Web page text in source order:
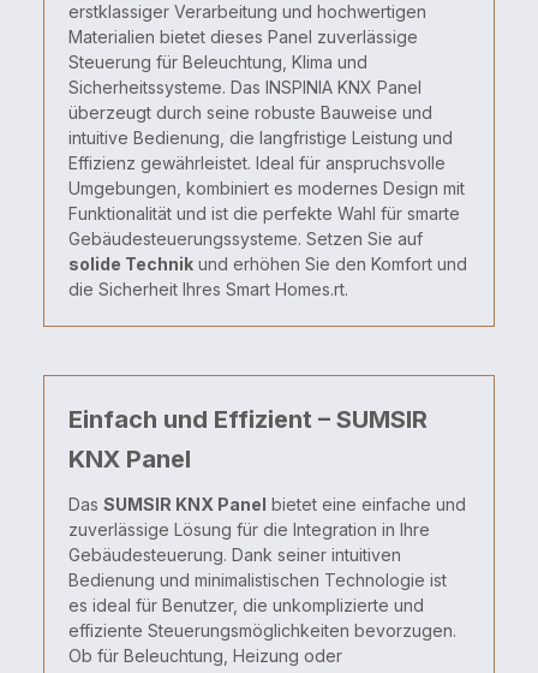
erstklassiger Verarbeitung und hochwertigen
Materialien bietet dieses Panel zuverlässige
Steuerung für Beleuchtung, Klima und
Sicherheitssysteme. Das INSPINIA KNX Panel
überzeugt durch seine robuste Bauweise und
intuitive Bedienung, die langfristige Leistung und
Effizienz gewährleistet. Ideal für anspruchsvolle
Umgebungen, kombiniert es modernes Design mit
Funktionalität und ist die perfekte Wahl für smarte
Gebäudesteuerungssysteme. Setzen Sie auf
solide Technik und erhöhen Sie den Komfort und
die Sicherheit Ihres Smart Homes.rt.
Einfach und Effizient – SUMSIR
KNX Panel
Das SUMSIR KNX Panel bietet eine einfache und
zuverlässige Lösung für die Integration in Ihre
Gebäudesteuerung. Dank seiner intuitiven
Bedienung und minimalistischen Technologie ist
es ideal für Benutzer, die unkomplizierte und
effiziente Steuerungsmöglichkeiten bevorzugen.
Ob für Beleuchtung, Heizung oder